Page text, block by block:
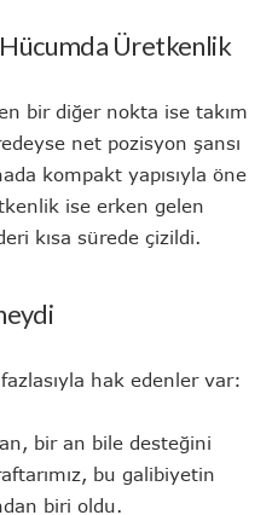
Üretkenlik
bir diğer nokta ise takım
net pozisyon şansı
kompakt yapısıyla öne
ise erken gelen
kısa sürede çizildi.
hak edenler var:
bir an bile desteğini
bu galibiyetin
biri oldu.